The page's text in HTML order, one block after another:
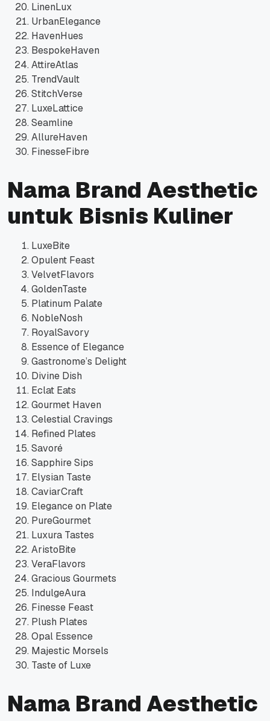
LinenLux
UrbanElegance
HavenHues
BespokeHaven
AttireAtlas
TrendVault
StitchVerse
LuxeLattice
Seamline
AllureHaven
FinesseFibre
Nama Brand Aesthetic
untuk Bisnis Kuliner
LuxeBite
Opulent Feast
VelvetFlavors
GoldenTaste
Platinum Palate
NobleNosh
RoyalSavory
Essence of Elegance
Gastronome’s Delight
Divine Dish
Eclat Eats
Gourmet Haven
Celestial Cravings
Refined Plates
Savoré
Sapphire Sips
Elysian Taste
CaviarCraft
Elegance on Plate
PureGourmet
Luxura Tastes
AristoBite
VeraFlavors
Gracious Gourmets
IndulgeAura
Finesse Feast
Plush Plates
Opal Essence
Majestic Morsels
Taste of Luxe
Nama Brand Aesthetic